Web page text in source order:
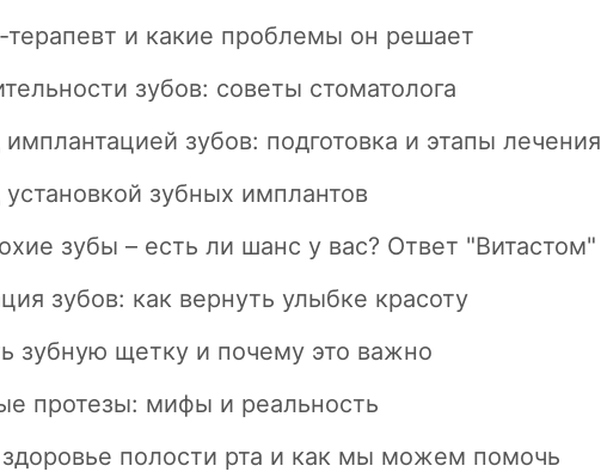
терапевт и какие проблемы он решает
зубов: советы стоматолога
зубов: подготовка и этапы лечения
зубных имплантов
зубы – есть ли шанс у вас? Ответ "Витастом"
зубов: как вернуть улыбке красоту
зубную щетку и почему это важно
протезы: мифы и реальность
полости рта и как мы можем помочь